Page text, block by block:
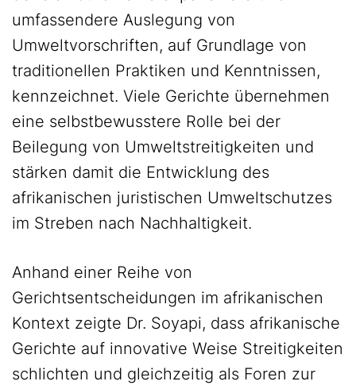
umfassendere Auslegung von
Umweltvorschriften, auf Grundlage von
traditionellen Praktiken und Kenntnissen,
kennzeichnet. Viele Gerichte übernehmen
eine selbstbewusstere Rolle bei der
Beilegung von Umweltstreitigkeiten und
stärken damit die Entwicklung des
afrikanischen juristischen Umweltschutzes
im Streben nach Nachhaltigkeit.
Anhand einer Reihe von
Gerichtsentscheidungen im afrikanischen
Kontext zeigte Dr. Soyapi, dass afrikanische
Gerichte auf innovative Weise Streitigkeiten
schlichten und gleichzeitig als Foren zur